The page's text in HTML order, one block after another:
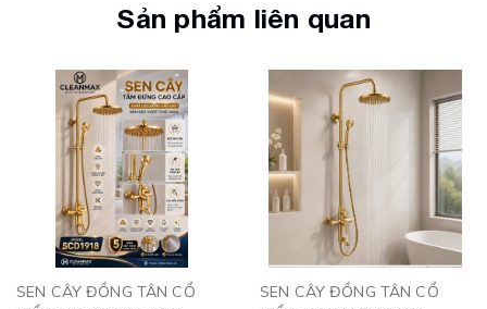
Sản phẩm liên quan
SEN CÂY ĐỒNG TÂN CỔ
SEN CÂY ĐỒNG TÂN CỔ